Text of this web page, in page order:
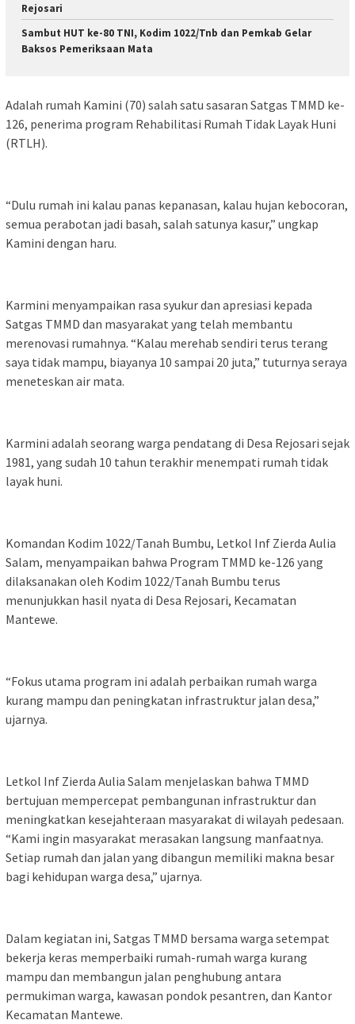
Rejosari
Sambut HUT ke-80 TNI, Kodim 1022/Tnb dan Pemkab Gelar
Baksos Pemeriksaan Mata
Adalah rumah Kamini (70) salah satu sasaran Satgas TMMD ke-
126, penerima program Rehabilitasi Rumah Tidak Layak Huni
(RTLH).
“Dulu rumah ini kalau panas kepanasan, kalau hujan kebocoran,
semua perabotan jadi basah, salah satunya kasur,” ungkap
Kamini dengan haru.
Karmini menyampaikan rasa syukur dan apresiasi kepada
Satgas TMMD dan masyarakat yang telah membantu
merenovasi rumahnya. “Kalau merehab sendiri terus terang
saya tidak mampu, biayanya 10 sampai 20 juta,” tuturnya seraya
meneteskan air mata.
Karmini adalah seorang warga pendatang di Desa Rejosari sejak
1981, yang sudah 10 tahun terakhir menempati rumah tidak
layak huni.
Komandan Kodim 1022/Tanah Bumbu, Letkol Inf Zierda Aulia
Salam, menyampaikan bahwa Program TMMD ke-126 yang
dilaksanakan oleh Kodim 1022/Tanah Bumbu terus
menunjukkan hasil nyata di Desa Rejosari, Kecamatan
Mantewe.
“Fokus utama program ini adalah perbaikan rumah warga
kurang mampu dan peningkatan infrastruktur jalan desa,”
ujarnya.
Letkol Inf Zierda Aulia Salam menjelaskan bahwa TMMD
bertujuan mempercepat pembangunan infrastruktur dan
meningkatkan kesejahteraan masyarakat di wilayah pedesaan.
“Kami ingin masyarakat merasakan langsung manfaatnya.
Setiap rumah dan jalan yang dibangun memiliki makna besar
bagi kehidupan warga desa,” ujarnya.
Dalam kegiatan ini, Satgas TMMD bersama warga setempat
bekerja keras memperbaiki rumah-rumah warga kurang
mampu dan membangun jalan penghubung antara
permukiman warga, kawasan pondok pesantren, dan Kantor
Kecamatan Mantewe.